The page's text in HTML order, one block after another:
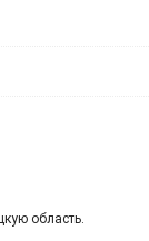
область.